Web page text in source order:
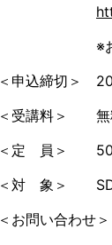
※お申込締切
＜申込締切＞
＜受講料＞ 無
＜定 員＞ 50
＜対 象＞
＜お問い合わせ